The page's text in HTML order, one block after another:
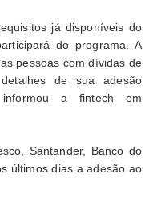
já disponíveis do
do programa. A
pessoas com dívidas de
de sua adesão
a fintech em
Santander, Banco do
últimos dias a adesão ao